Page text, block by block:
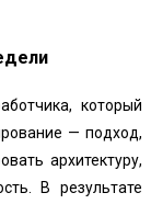
который
— подход,
архитектуру,
В результате